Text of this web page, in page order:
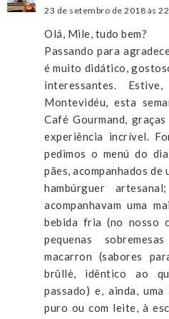
23 de setembro de 2018 às
Olá, Mile, tudo bem?
Passando para
é muito didático,
interessantes.
Montevidéu, esta
Café Gourmand,
experiência incrível.
pedimos o menú do
pães, acompanhados
hambúrguer
acompanhavam uma
bebida fria (no nosso
pequenas
macarron (sabores
brûllè, idêntico ao
passado) e, ainda,
puro ou com leite, à